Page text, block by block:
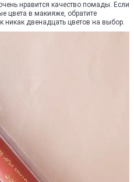
нравится качество помады. Если
цвета в макияже, обратите
двенадцать цветов на выбор.